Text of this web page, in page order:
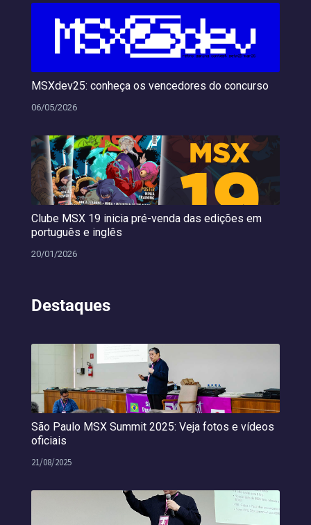
MSXdev25: conheça os vencedores do concurso
06/05/2026
Clube MSX 19 inicia pré-venda das edições em
português e inglês
20/01/2026
Destaques
São Paulo MSX Summit 2025: Veja fotos e vídeos
oficiais
21/08/2025